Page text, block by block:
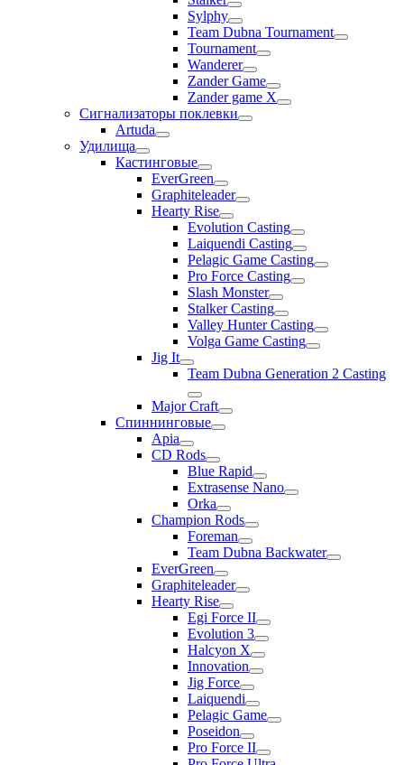
Sylphy
Team Dubna Tournament
Tournament
Wanderer
Zander Game
Zander game X
Сигнализаторы поклевки
Artuda
Удилища
Кастинговые
EverGreen
Graphiteleader
Hearty Rise
Evolution Casting
Laiquendi Casting
Pelagic Game Casting
Pro Force Casting
Slash Monster
Stalker Casting
Valley Hunter Casting
Volga Game Casting
Jig It
Team Dubna Generation 2 Casting
Major Craft
Спиннинговые
Apia
CD Rods
Blue Rapid
Extrasense Nano
Orka
Champion Rods
Foreman
Team Dubna Backwater
EverGreen
Graphiteleader
Hearty Rise
Egi Force II
Evolution 3
Halcyon X
Innovation
Jig Force
Laiquendi
Pelagic Game
Poseidon
Pro Force II